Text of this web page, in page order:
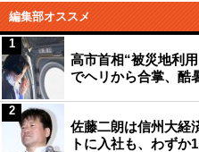
編集部オススメ
高市首相“被災地利
でヘリから合掌、酷
1
佐藤二朗は信州大経
トに入社も、わずか
2